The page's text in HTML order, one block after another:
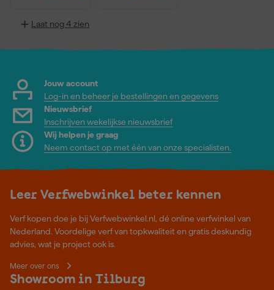
Laat nog 4 zien
Jouw account
Log-in en beheer je bestellingen en gegevens
Nieuwsbrief
Inschrijven wekelijkse nieuwsbrief
Wij helpen je graag
Neem contact op met één van onze specialisten.
Leer Verfwebwinkel beter kennen
Verf kopen doe je bij Verfwebwinkel.nl, dé online verfwinkel van
Nederland. Voordelige verf van topkwaliteit en gratis deskundig
advies, wat je project ook is.
Meer over ons
Showroom in Tilburg